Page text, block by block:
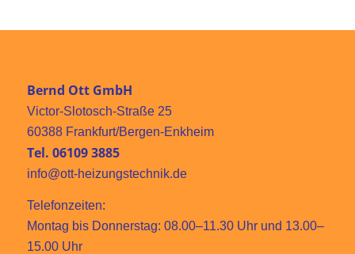
Bernd Ott GmbH
Victor-Slotosch-Straße 25
60388 Frankfurt/Bergen-Enkheim
Tel. 06109 3885
info@ott-heizungstechnik.de
Telefonzeiten:
Montag bis Donnerstag: 08.00–11.30 Uhr und 13.00–
15.00 Uhr